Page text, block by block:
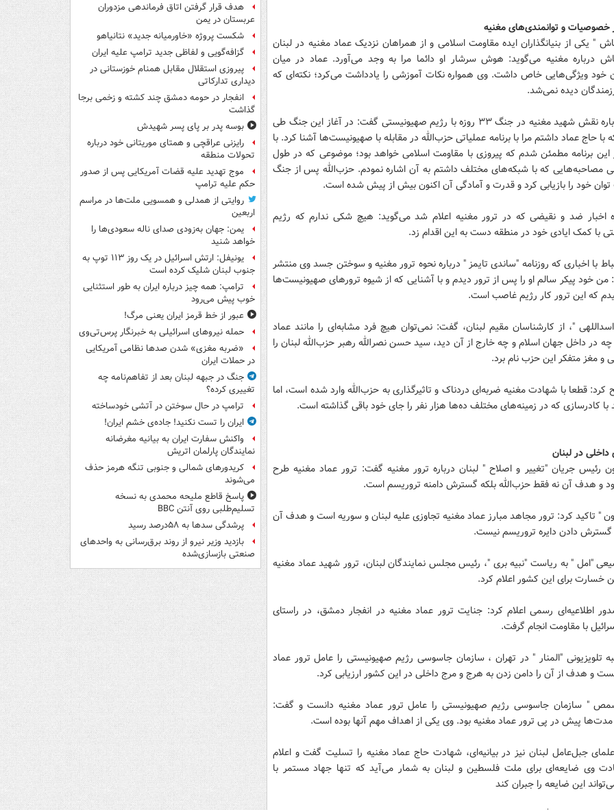
خصوصیات و توانمندی‌های مغنیه
" یکی از بنیانگذاران ایده مقاومت اسلامی و از همراهان نزدیک عماد مغنیه در لبنان
درباره مغنیه می‌گوید: هوش سرشار او دائما مرا به وجد می‌آورد. عماد در میان
خود ویژگی‌هایی خاص داشت. وی همواره نکات آموزشی را یادداشت می‌کرد؛ نکته‌ای که
دیده نمی‌شد.
نقاش درباره نقش شهید مغنیه در جنگ ۳۳ روزه با رژیم صهیونیستی گفت: در آغاز این جنگ طی
با حاج عماد داشتم مرا با برنامه عملیاتی حزب‌الله در مقابله با صهیونیست‌ها آشنا کرد. با
این برنامه مطمئن شدم که پیروزی با مقاومت اسلامی خواهد بود؛ موضوعی که در طول
مصاحبه‌هایی که با شبکه‌های مختلف داشتم به آن اشاره نمودم. حزب‌الله پس از جنگ
خود را بازیابی کرد و قدرت و آمادگی آن اکنون بیش از پیش شده است.
اخبار ضد و نقیضی که در ترور مغنیه اعلام شد می‌گوید: هیچ شکی ندارم که رژیم
با کمک ایادی خود در منطقه دست به این اقدام زد.
با اخباری که روزنامه "ساندی تایمز " درباره نحوه ترور مغنیه و سوختن جسد وی منتشر
خود پیکر سالم او را پس از ترور دیدم و با آشنایی که از شیوه ترورهای صهیونیست‌ها
که این ترور کار رژیم غاصب است.
"، از کارشناسان مقیم لبنان، گفت: نمی‌توان هیچ فرد مشابه‌ای را مانند عماد
چه در داخل جهان اسلام و چه خارج از آن دید، سید حسن نصرالله رهبر حزب‌الله لبنان را
و مغز متفکر این حزب نام‌ برد.
قطعا با شهادت مغنیه ضربه‌ای دردناک و تاثیرگذاری به حزب‌الله وارد شده است، اما
با کادرسازی که در زمینه‌های مختلف ده‌ها هزار نفر را جای خود باقی گذاشته‌ است.
داخلی در لبنان
رئیس جریان "تغییر و اصلاح " لبنان درباره ترور مغنیه گفت: ترور عماد مغنیه طرح
و هدف آن نه فقط حزب‌الله بلکه گسترش دامنه تروریسم است.
" تاکید کرد: ترور مجاهد مبارز عماد مغنیه تجاوزی علیه لبنان و سوریه است و هدف آن
دادن دایره تروریسم نیست.
"امل " به ریاست "نبیه بری "، رئیس مجلس نمایندگان لبنان، ترور شهید عماد مغنیه
خسارت برای این کشور اعلام کرد.
اطلاعیه‌ای رسمی اعلام کرد: جنایت ترور عماد مغنیه در انفجار دمشق، در راستای
با مقاومت انجام گرفت.
تلویزیونی "المنار " در تهران ، سازمان جاسوسی رژیم صهیونیستی را عامل ترور عماد
و هدف از آن را دامن‌ زدن به هرج و مرج داخلی در این کشور ارزیابی کرد.
" سازمان جاسوسی رژیم صهیونیستی را عامل ترور عماد مغنیه دانست و گفت:
مدت‌ها پیش در پی ترور عماد مغنیه بود. وی یکی از اهداف مهم آنها بوده است.
جبل‌عامل لبنان نیز در بیانیه‌ای، شهادت حاج عماد مغنیه را تسلیت گفت و اعلام
وی ضایعه‌ای برای ملت فلسطین و لبنان به شمار می‌آید که تنها جهاد مستمر با
این ضایعه را جبران کند
هدف قرار گرفتن اتاق‌ فرماندهی مزدوران
عربستان در یمن
شکست پروژه «خاورمیانه جدید» نتانیاهو
گزافه‌گویی و لفاظی جدید ترامپ علیه ایران
پیروزی استقلال مقابل همنام خوزستانی در
دیداری تدارکاتی
انفجار در حومه دمشق چند کشته و زخمی برجا
گذاشت
بوسه‌ پدر بر پای پسر شهیدش
رایزنی عراقچی و همتای موریتانی خود درباره
تحولات منطقه
موج تهدید علیه قضات آمریکایی پس از صدور
حکم علیه ترامپ
روایتی از همدلی و همسویی ملت‌ها در مراسم
اربعین
یمن: جهان به‌زودی صدای ناله سعودی‌ها را
خواهد شنید
یونیفل: ارتش اسرائیل در یک روز ۱۱۳ توپ به
جنوب لبنان شلیک کرده است
ترامپ: همه چیز درباره ایران به طور استثنایی
خوب پیش می‌رود
عبور از خط قرمز ایران یعنی مرگ!
حمله نیروهای اسرائیلی به خبرنگار پرس‌تی‌وی
«ضربه مغزی» شدن صدها نظامی آمریکایی
در حملات ایران
جنگ در جبهه لبنان بعد از تفاهم‌نامه چه
تغییری کرده؟
ترامپ در حال سوختن در آتشی خودساخته
ایران را تست نکنید! جاده‌ی خشم ایران!
واکنش سفارت ایران به بیانیه مغرضانه
نمایندگان پارلمان اتریش
کریدورهای شمالی و جنوبی تنگه هرمز حذف
می‌شوند
پاسخ قاطع ملیحه محمدی به نسخه
تسلیم‌طلبی روی آنتن BBC
پرشدگی سدها به ۵۸درصد رسید
بازدید وزیر نیرو از روند برق‌رسانی به واحدهای
صنعتی بازسازی‌شده